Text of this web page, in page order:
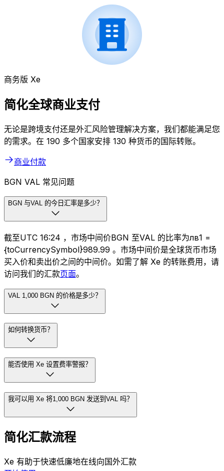
商务版 Xe
简化全球商业支付
无论是跨境支付还是外汇风险管理解决方案，我们都能满足您
的需求。在 190 多个国家安排 130 种货币的国际转账。
商业付款
BGN VAL 常见问题
BGN 与VAL 的今日汇率是多少？
截至UTC 16:24 ，市场中间价BGN 至VAL 的比率为лв1 =
{toCurrencySymbol}989.99 。市场中间价是全球货币市场
买入价和卖出价之间的中间价。如需了解 Xe 的转账费用，请
访问我们的汇款页面。
VAL 1,000 BGN 的价格是多少？
如何转换货币？
能否使用 Xe 设置费率警报？
我可以用 Xe 将1,000 BGN 发送到VAL 吗？
简化汇款流程
Xe 有助于快速低廉地在线向国外汇款